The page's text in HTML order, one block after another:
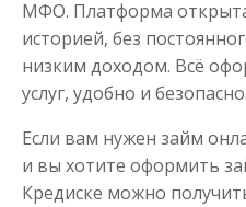
Деньги на карту
МФО. Платформа
историей, без
низким доходом. Всё
услуг, удобно и безопасно.
Если вам нужен займ
и вы хотите оформить
Кредиске можно